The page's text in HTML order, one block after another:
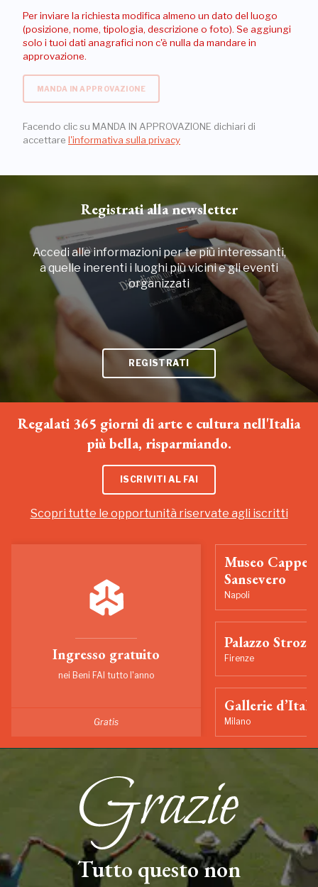
Per inviare la richiesta modifica almeno un dato del luogo
(posizione, nome, tipologia, descrizione o foto). Se aggiungi
solo i tuoi dati anagrafici non c'è nulla da mandare in
approvazione.
MANDA IN APPROVAZIONE
Facendo clic su MANDA IN APPROVAZIONE dichiari di
accettare l'informativa sulla privacy
Registrati alla newsletter
Accedi alle informazioni per te più interessanti,
a quelle inerenti i luoghi più vicini e gli eventi
organizzati
REGISTRATI
Regalati 365 giorni di arte e cultura nell'Italia
più bella, risparmiando.
ISCRIVITI AL FAI
Scopri tutte le opportunità riservate agli iscritti
Ingresso gratuito
nei Beni FAI tutto l'anno
Gratis
Museo
Sansevero
Napoli
Palazzo Strozzi
Firenze
Gallerie
Milano
Tutto questo non